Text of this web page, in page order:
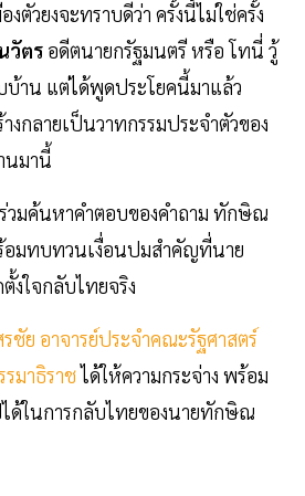
ตัวยงจะทราบดีว่า ครั้งนี้ไม่ใช่ครั้ง
วัตร อดีตนายกรัฐมนตรี หรือ โทนี่ วู้
บ้าน แต่ได้พูดประโยคนี้มาแล้ว
งกลายเป็นวาทกรรมประจำตัวของ
นมานี้
วมค้นหาคำตอบของคำถาม ทักษิณ
อมทบทวนเงื่อนปมสำคัญที่นาย
ใจกลับไทยจริง
ชัย อาจารย์ประจำคณะรัฐศาสตร์
มาธิราชได้ให้ความกระจ่าง พร้อม
ได้ในการกลับไทยของนายทักษิณ